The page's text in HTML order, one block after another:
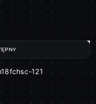
121